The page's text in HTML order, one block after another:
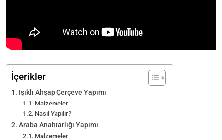
İçerikler
Işıklı Ahşap Çerçeve Yapımı
Malzemeler
Nasıl Yapılır?
Araba Anahtarlığı Yapımı
Malzemeler